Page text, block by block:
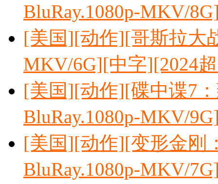
BluRay.1080p-MKV/
[美国][动作][哥斯拉大
MKV/6G][中字][2024
[美国][动作][碟中谍7
BluRay.1080p-MKV/
[美国][动作][变形金刚
BluRay.1080p-MKV/